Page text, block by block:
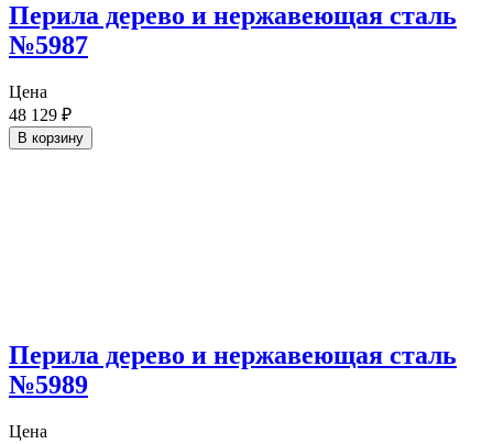
Перила дерево и нержавеющая сталь
№5987
Цена
48 129 ₽
В корзину
Перила дерево и нержавеющая сталь
№5989
Цена